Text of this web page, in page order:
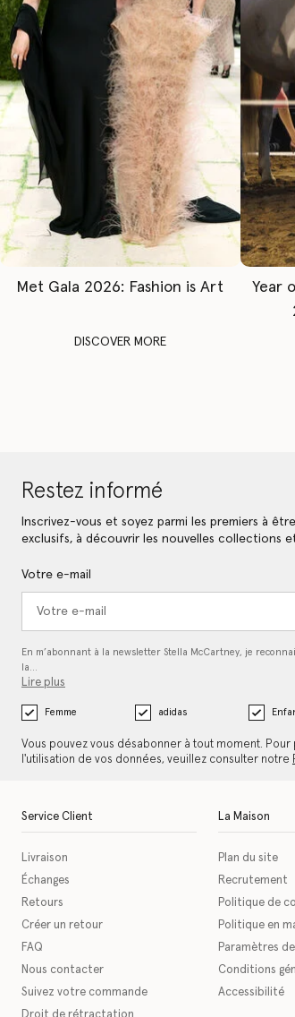
Met Gala 2026: Fashion is Art
DISCOVER MORE
Year
Restez informé
Inscrivez-vous et soyez parmi les premiers à
exclusifs, à découvrir les nouvelles collections
Votre e-mail
En m’abonnant à la newsletter Stella McCartney, je
la…
Lire plus
Femme adidas
Vous pouvez vous désabonner à tout moment.
l'utilisation de vos données, veuillez consulter notre
Service Client
Livraison
Échanges
Retours
Créer un retour
FAQ
Nous contacter
Suivez votre commande
La Maison
Plan du site
Recrutement
Politique de
Politique en
Paramètres
Conditions
Accessibilité